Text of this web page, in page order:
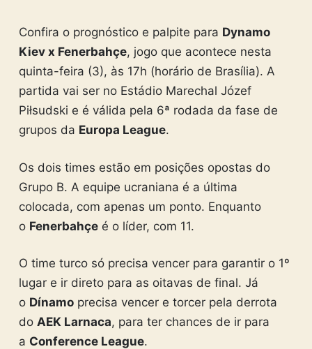
Confira o prognóstico e palpite para Dynamo
Kiev x Fenerbahçe, jogo que acontece nesta
quinta-feira (3), às 17h (horário de Brasília). A
partida vai ser no Estádio Marechal Józef
Piłsudski e é válida pela 6ª rodada da fase de
grupos da Europa League.
Os dois times estão em posições opostas do
Grupo B. A equipe ucraniana é a última
colocada, com apenas um ponto. Enquanto
o Fenerbahçeé o líder, com 11.
O time turco só precisa vencer para garantir o 1º
lugar e ir direto para as oitavas de final. Já
o Dínamoprecisa vencer e torcer pela derrota
do AEK Larnaca, para ter chances de ir para
a Conference League.